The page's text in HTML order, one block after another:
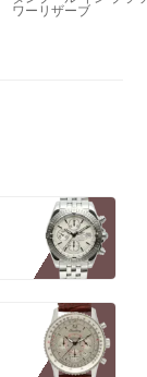
ワーリザーブ